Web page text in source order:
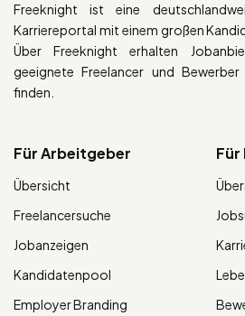
Freeknight ist eine
Karriereportal mit einem großen
Über Freeknight erhalten
geeignete Freelancer und
finden.
Für Arbeitgeber
Übersicht
Freelancersuche
Jobanzeigen
Kandidatenpool
Employer Branding
Für